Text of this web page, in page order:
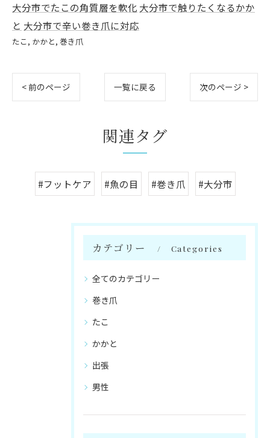
大分市でたこの角質層を軟化 大分市で触りたくなるかか
と 大分市で辛い巻き爪に対応
たこ かかと 巻き爪
< 前のページ 一覧に戻る 次のページ >
関連タグ
#フットケア #魚の目 #巻き爪 #大分市
カテゴリー Categories
全てのカテゴリー
巻き爪
たこ
かかと
出張
男性